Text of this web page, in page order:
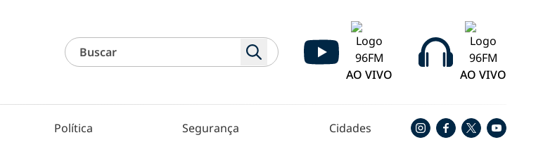
AO VIVO
AO VIVO
Política Segurança Cidades